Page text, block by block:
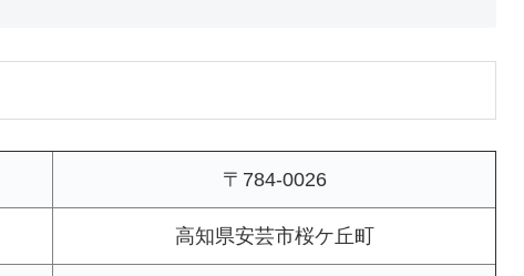
〒784-0026
高知県安芸市桜ケ丘町